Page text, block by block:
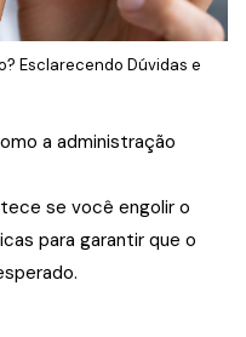
Esclarecendo Dúvidas e
a administração
se você engolir o
para garantir que o